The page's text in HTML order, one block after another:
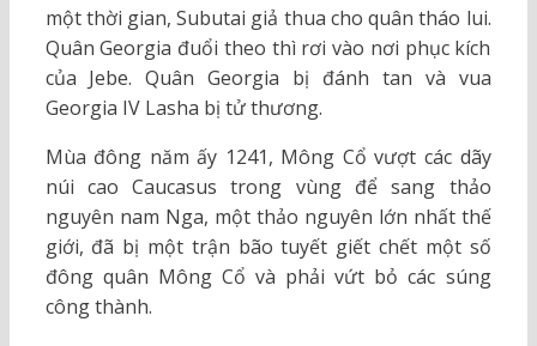
một thời gian, Subutai giả thua cho quân tháo lui.
Quân Georgia đuổi theo thì rơi vào nơi phục kích
của Jebe. Quân Georgia bị đánh tan và vua
Georgia IV Lasha bị tử thương.
Mùa đông năm ấy 1241, Mông Cổ vượt các dãy
núi cao Caucasus trong vùng để sang thảo
nguyên nam Nga, một thảo nguyên lớn nhất thế
giới, đã bị một trận bão tuyết giết chết một số
đông quân Mông Cổ và phải vứt bỏ các súng
công thành.